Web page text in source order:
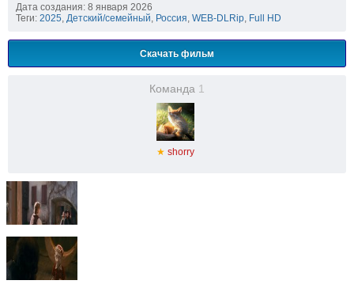
Дата создания: 8 января 2026
Теги: 2025, Детский/семейный, Россия, WEB-DLRip, Full HD
Скачать фильм
Команда 1
★ shorry